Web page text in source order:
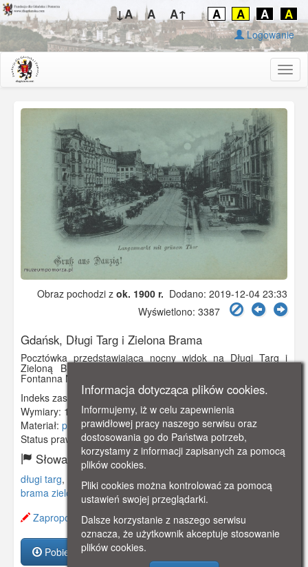
↓A A A↑ A A A A
Logowanie
Obraz pochodzi z ok. 1900 r. Dodano: 2019-12-04 23:33
Wyświetlono: 3387
Gdańsk, Długi Targ i Zielona Brama
Pocztówka przedstawiająca nocny widok na Długi Targ i
Zieloną Bramę. Na pierwszym planie, po lewej stronie
Fontanna Neptuna.
Indeks zasobu:GSP02585
Wymiary: 140 x 90 mm
Materiał: pocztówka
Status prawny:Użycie Niekomercyjne
Słowa kluczowe:
długi targ, fontanna neptuna neptunsbrunnen
brama zielona,
Zaproponuj zmianę opisu.
Pobierz zasób
Informacja dotycząca plików cookies.
Informujemy, iż w celu zapewnienia
prawidłowej pracy naszego serwisu oraz
dostosowania go do Państwa potrzeb,
korzystamy z informacji zapisanych za pomocą
plików cookies.
Pliki cookies można kontrolować za pomocą
ustawień swojej przeglądarki.
Dalsze korzystanie z naszego serwisu
oznacza, że użytkownik akceptuje stosowanie
plików cookies.